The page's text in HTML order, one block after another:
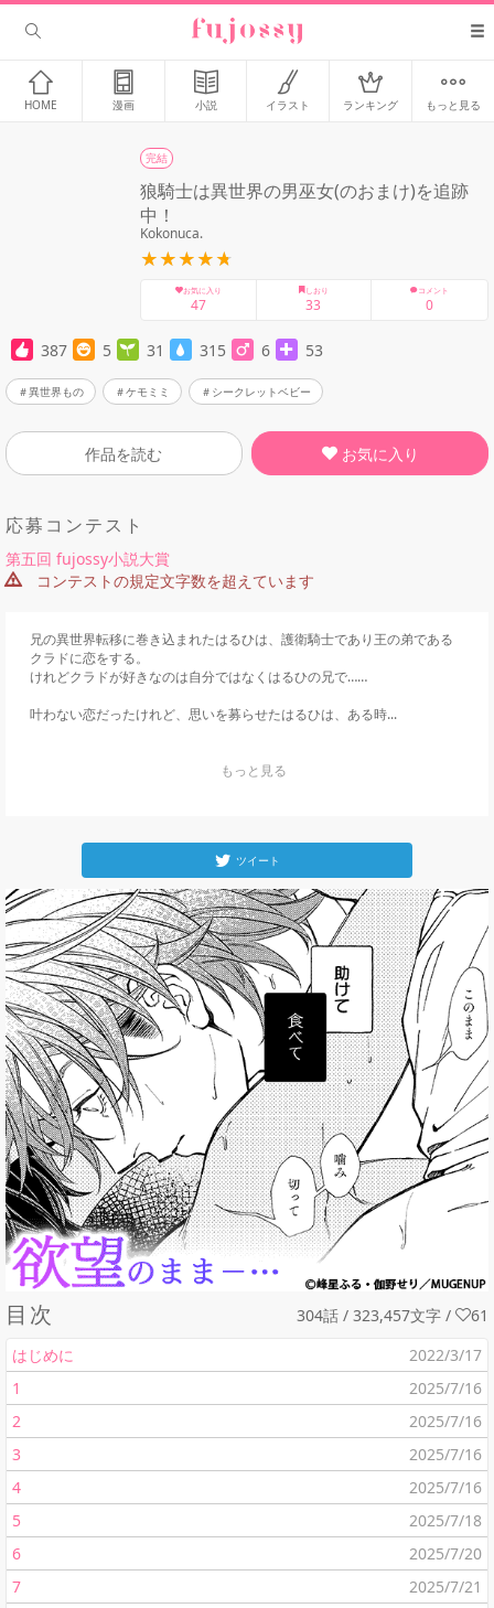
HOME 漫画 小説 イラスト ランキング もっと見る
完結
狼騎士は異世界の男巫女(のおまけ)を追跡
中！
Kokonuca.
お気に入り
47
しおり
33
コメント
0
387 5 31 315 6 53
異世界もの ケモミミ シークレットベビー
作品を読む お気に入り
応募コンテスト
第五回 fujossy小説大賞
コンテストの規定文字数を超えています
兄の異世界転移に巻き込まれたはるひは、護衛騎士であり王の弟である
クラドに恋をする。
けれどクラドが好きなのは自分ではなくはるひの兄で……
叶わない恋だったけれど、思いを募らせたはるひは、ある時...
ツイート
目次 304話 / 323,457文字 /
61
はじめに
2022/3/17
1
2025/7/16
2
2025/7/16
3
2025/7/16
4
2025/7/16
5
2025/7/18
6
2025/7/20
7
2025/7/21